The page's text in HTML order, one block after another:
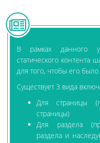
В рамках данного
статического контента
для того, чтобы его
Существует 3 вида
Для страницы
страницы)
Для раздела
раздела и